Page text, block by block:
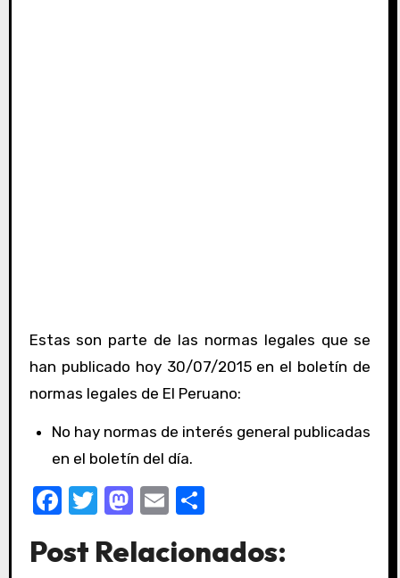
Estas son parte de las normas legales que se
han publicado hoy 30/07/2015 en el boletín de
normas legales de El Peruano:
No hay normas de interés general publicadas
en el boletín del día.
F
c
T
it
M
st
E
ail
C
m
Post Relacionados: